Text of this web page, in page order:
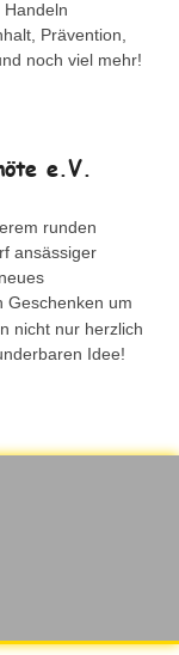
Prävention,
noch viel mehr!
e.V.
runden
ansässiger
Geschenken um
nicht nur herzlich
Idee!